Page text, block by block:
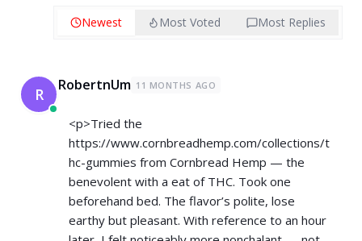
Newest Most Voted Most Replies
R RobertnUm 11 MONTHS AGO
<p>Tried the
https://www.cornbreadhemp.com/collections/t
hc-gummies from Cornbread Hemp — the
benevolent with a eat of THC. Took one
beforehand bed. The flavor’s polite, lose
earthy but pleasant. With reference to an hour